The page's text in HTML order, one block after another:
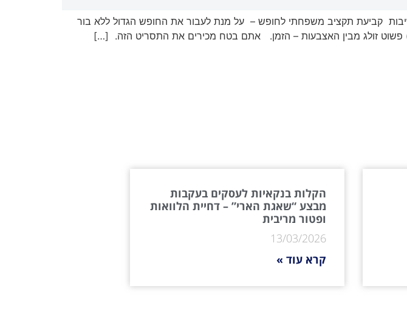
קביעת תקציב משפחתי לחופש – על מנת לעבור את החופש הגדול ללא בור
זולג מבין האצבעות – הזמן. אתם בטח מכירים את התסריט הזה. […]
הקלות בנקאיות לעסקים בעקבות
מבצע “שאגת הארי” – דחיית הלוואות
ופטור מריבית
13/03/2026
קרא עוד »